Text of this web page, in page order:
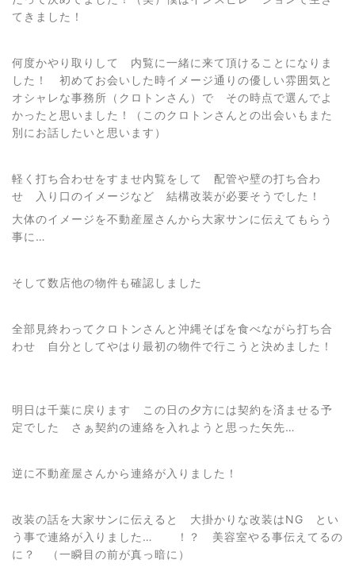
てきました！
何度かやり取りして 内覧に一緒に来て頂けることになりま
した！ 初めてお会いした時イメージ通りの優しい雰囲気と
オシャレな事務所（クロトンさん）で その時点で選んでよ
かったと思いました！（このクロトンさんとの出会いもまた
別にお話したいと思います）
軽く打ち合わせをすませ内覧をして 配管や壁の打ち合わ
せ 入り口のイメージなど 結構改装が必要そうでした！
大体のイメージを不動産屋さんから大家サンに伝えてもらう
事に…
そして数店他の物件も確認しました
全部見終わってクロトンさんと沖縄そばを食べながら打ち合
わせ 自分としてやはり最初の物件で行こうと決めました！
明日は千葉に戻ります この日の夕方には契約を済ませる予
定でした さぁ契約の連絡を入れようと思った矢先…
逆に不動産屋さんから連絡が入りました！
改装の話を大家サンに伝えると 大掛かりな改装はNG とい
う事で連絡が入りました… ！？ 美容室やる事伝えてるの
に？ （一瞬目の前が真っ暗に）